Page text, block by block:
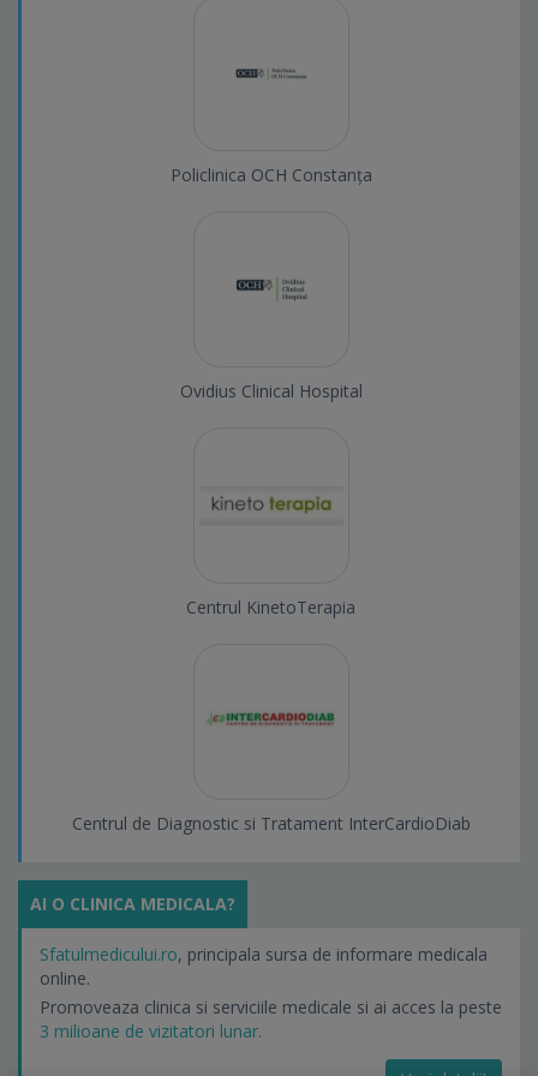
Policlinica OCH Constanța
Ovidius Clinical Hospital
Centrul KinetoTerapia
Centrul de Diagnostic si Tratament InterCardioDiab
AI O CLINICA MEDICALA?
Sfatulmedicului.ro, principala sursa de informare medicala
online.
Promoveaza clinica si serviciile medicale si ai acces la peste
3 milioane de vizitatori lunar.